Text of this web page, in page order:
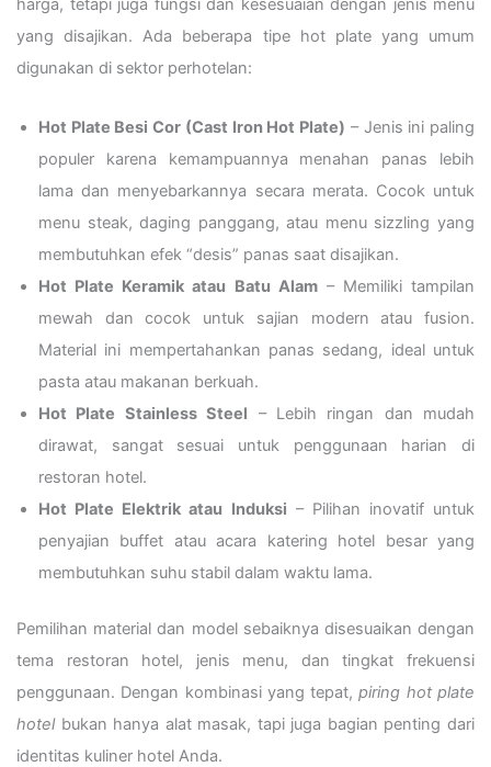
harga, tetapi juga fungsi dan kesesuaian dengan jenis menu
yang disajikan. Ada beberapa tipe hot plate yang umum
digunakan di sektor perhotelan:
Hot Plate Besi Cor (Cast Iron Hot Plate) – Jenis ini paling
populer karena kemampuannya menahan panas lebih
lama dan menyebarkannya secara merata. Cocok untuk
menu steak, daging panggang, atau menu sizzling yang
membutuhkan efek “desis” panas saat disajikan.
Hot Plate Keramik atau Batu Alam– Memiliki tampilan
mewah dan cocok untuk sajian modern atau fusion.
Material ini mempertahankan panas sedang, ideal untuk
pasta atau makanan berkuah.
Hot Plate Stainless Steel – Lebih ringan dan mudah
dirawat, sangat sesuai untuk penggunaan harian di
restoran hotel.
Hot Plate Elektrik atau Induksi – Pilihan inovatif untuk
penyajian buffet atau acara katering hotel besar yang
membutuhkan suhu stabil dalam waktu lama.
Pemilihan material dan model sebaiknya disesuaikan dengan
tema restoran hotel, jenis menu, dan tingkat frekuensi
penggunaan. Dengan kombinasi yang tepat,piring hot plate
hotelbukan hanya alat masak, tapi juga bagian penting dari
identitas kuliner hotel Anda.